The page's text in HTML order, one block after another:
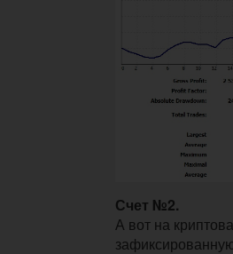
Счет №2.
А вот на